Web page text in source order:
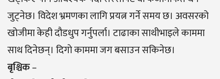
जुट्नेछ। विदेश भ्रमणका लागि प्रयत्न गर्ने समय छ। अवसरको
खोजीमा केही दौडधुप गर्नुपर्ला। टाढाका साथीभाइले काममा
साथ दिनेछन्। दिगाे काममा जग बसाउन सकिनेछ।
बृश्चिक–